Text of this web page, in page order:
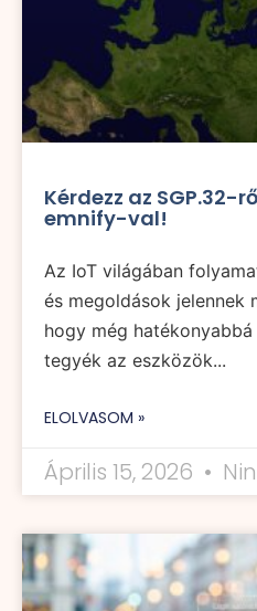
Kérdezz az SGP.32-
emnify-val!
Az IoT világában
és megoldások jelennek
hogy még
tegyék az eszközök...
ELOLVASOM »
Április 15, 2026